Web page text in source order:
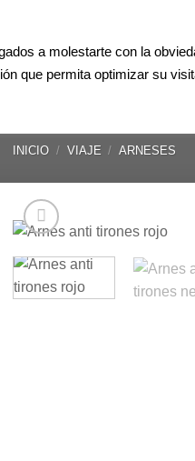
INICIO / VIAJE / ARNESES
a molestarte con la
que permita optimizar su